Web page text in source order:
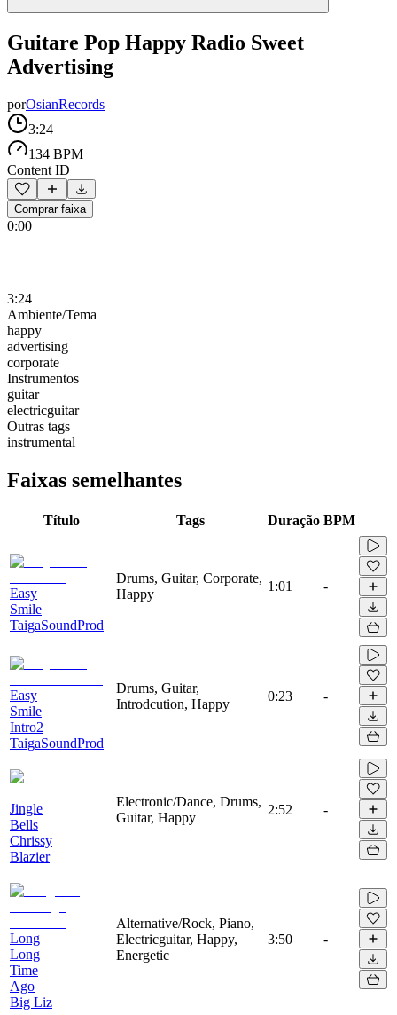
Guitare Pop Happy Radio Sweet
Advertising
porOsianRecords
3:24
134 BPM
Content ID
Comprar faixa
0:00
3:24
Ambiente/Tema
happy
advertising
corporate
Instrumentos
guitar
electricguitar
Outras tags
instrumental
Faixas semelhantes
Título Tags Duração BPM
Easy
Smile
TaigaSoundProd
Drums, Guitar, Corporate,
Happy
1:01 -
Easy
Smile
Intro2
TaigaSoundProd
Drums, Guitar,
Introdcution, Happy
0:23 -
Jingle
Bells
Chrissy
Blazier
Electronic/Dance, Drums,
Guitar, Happy
2:52 -
Long
Long
Time
Ago
Big Liz
Alternative/Rock, Piano,
Electricguitar, Happy,
Energetic
3:50 -